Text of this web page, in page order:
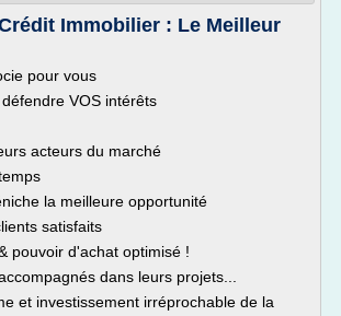
Immobilier : Le Meilleur
pour vous
VOS intérêts
acteurs du marché
la meilleure opportunité
satisfaits
pouvoir d'achat optimisé !
dans leurs projets...
et investissement irréprochable de la